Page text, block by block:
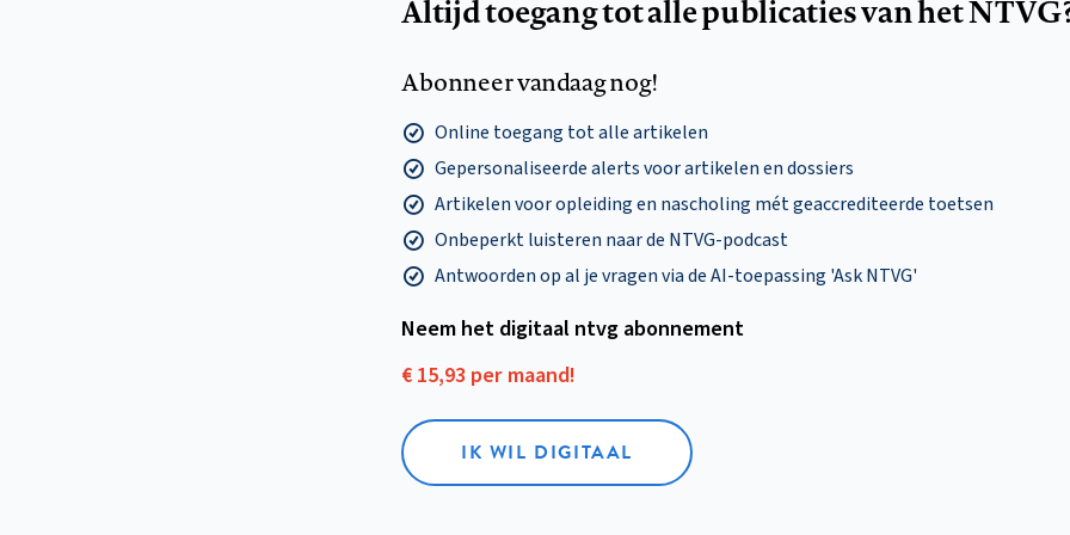
Altijd toegang tot alle publicaties van het
Abonneer vandaag nog!
Online toegang tot alle artikelen
Gepersonaliseerde alerts voor artikelen en dossiers
Artikelen voor opleiding en nascholing mét geaccrediteerde toetsen
Onbeperkt luisteren naar de NTVG-podcast
Antwoorden op al je vragen via de AI-toepassing 'Ask NTVG'
Neem het digitaal ntvg abonnement
€ 15,93 per maand!
IK WIL DIGITAAL